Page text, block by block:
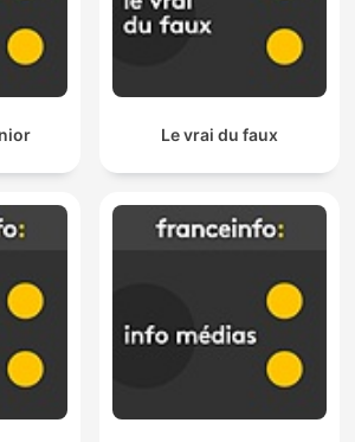
Le vrai du faux